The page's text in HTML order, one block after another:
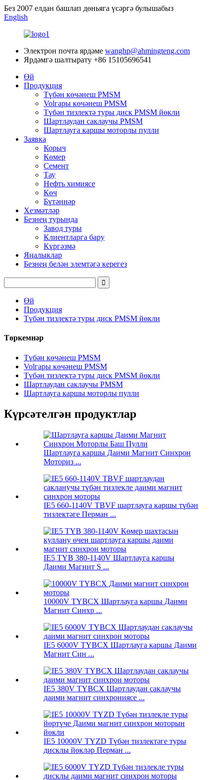
Без 2007 елдан башлап дөньяга үсәргә булышабыз
English
Электрон почта ярдәме wanghp@ahmingteng.com
Ярдәмгә шалтырату +86 15105696541
Өй
Продукция
Түбән көчәнеш PMSM
Volгары көчәнеш PMSM
Түбән тизлектә туры диск PMSM йөкли
Шартлаудан саклаучы PMSM
Шартлауга каршы моторлы пулли
Заявка
Корыч
Көмер
Cемент
Тау
Нефть химиясе
Көч
Бүтәннәр
Хезмәтләр
Безнең турында
Завод туры
Клиентларга бару
Күргәзмә
Яңалыклар
Безнең белән элемтәгә керегез
Өй
Продукция
Түбән тизлектә туры диск PMSM йөкли
Төркемнәр
Түбән көчәнеш PMSM
Volгары көчәнеш PMSM
Түбән тизлектә туры диск PMSM йөкли
Шартлаудан саклаучы PMSM
Шартлауга каршы моторлы пулли
Күрсәтелгән продуктлар
Шартлауга каршы Даими Магнит Синхрон
Моториз ...
IE5 660-1140V TBVF шартлауга каршы түбән
тизлектәге Перман ...
IE5 TYB 380-1140V Шартлауга каршы
Даими Магнит S ...
10000V TYBCX Шартлауга каршы Даими
Магнит Синхр ...
IE5 6000V TYBCX Шартлауга каршы Даими
Магнит Син ...
IE5 380V TYBCX Шартлаудан саклаучы
даими магнит синхрониясе ...
IE5 10000V TYZD Түбән тизлектәге туры
дисклы йөкләр Перман ...